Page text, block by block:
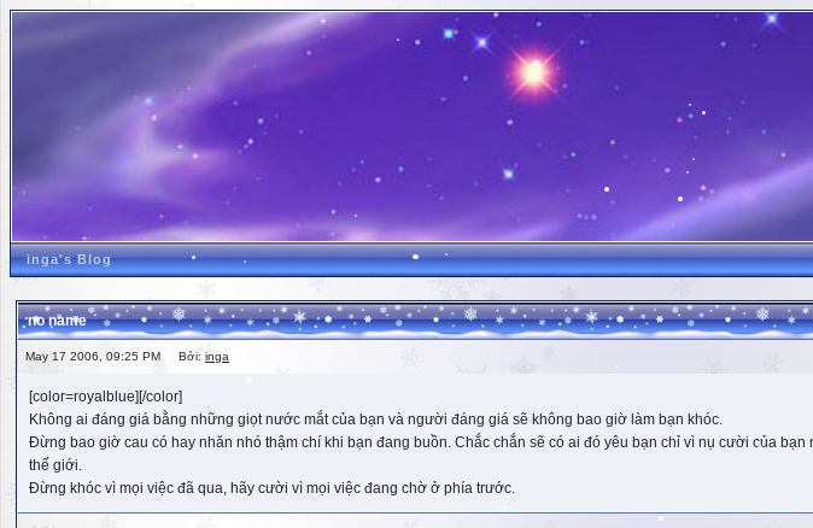
inga's Blog
no name
May 17 2006, 09:25 PM Bởi: inga
[color=royalblue][/color]
Không ai đáng giá bằng những giọt nước mắt của bạn và người đáng giá sẽ không bao giờ làm bạn khóc.
Đừng bao giờ cau có hay nhăn nhó thậm chí khi bạn đang buồn. Chắc chắn sẽ có ai đó yêu bạn chỉ vì nụ cười của
thế giới.
Đừng khóc vì mọi việc đã qua, hãy cười vì mọi việc đang chờ ở phía trước.